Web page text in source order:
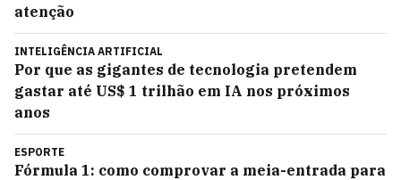
atenção
INTELIGÊNCIA ARTIFICIAL
Por que as gigantes de tecnologia pretendem
gastar até US$ 1 trilhão em IA nos próximos
anos
ESPORTE
Fórmula 1: como comprovar a meia-entrada para